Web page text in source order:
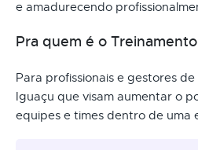
e amadurecendo
Pra quem é o
Para profissionais e gestores
Iguaçu que visam aumentar o
equipes e times dentro de uma